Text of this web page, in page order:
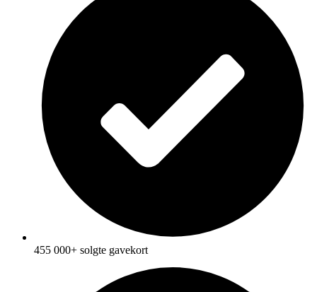
455 000+ solgte gavekort